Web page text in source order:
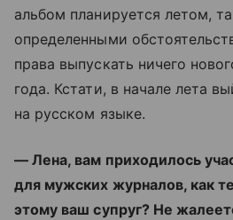
альбом планируется летом,
определенными
права выпускать ничего
года. Кстати, в начале лета
на русском языке.
— Лена, вам приходилось
для мужских журналов, как
этому ваш супруг? Не